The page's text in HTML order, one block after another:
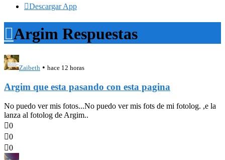
Descargar App
Argim Respuestas
Zaibeth • hace 12 horas
Argim que esta pasando con esta pagina
No puedo ver mis fotos...No puedo ver mis fots de mi fotolog. ,e la
lanza al fotolog de Argim..
0
0
0